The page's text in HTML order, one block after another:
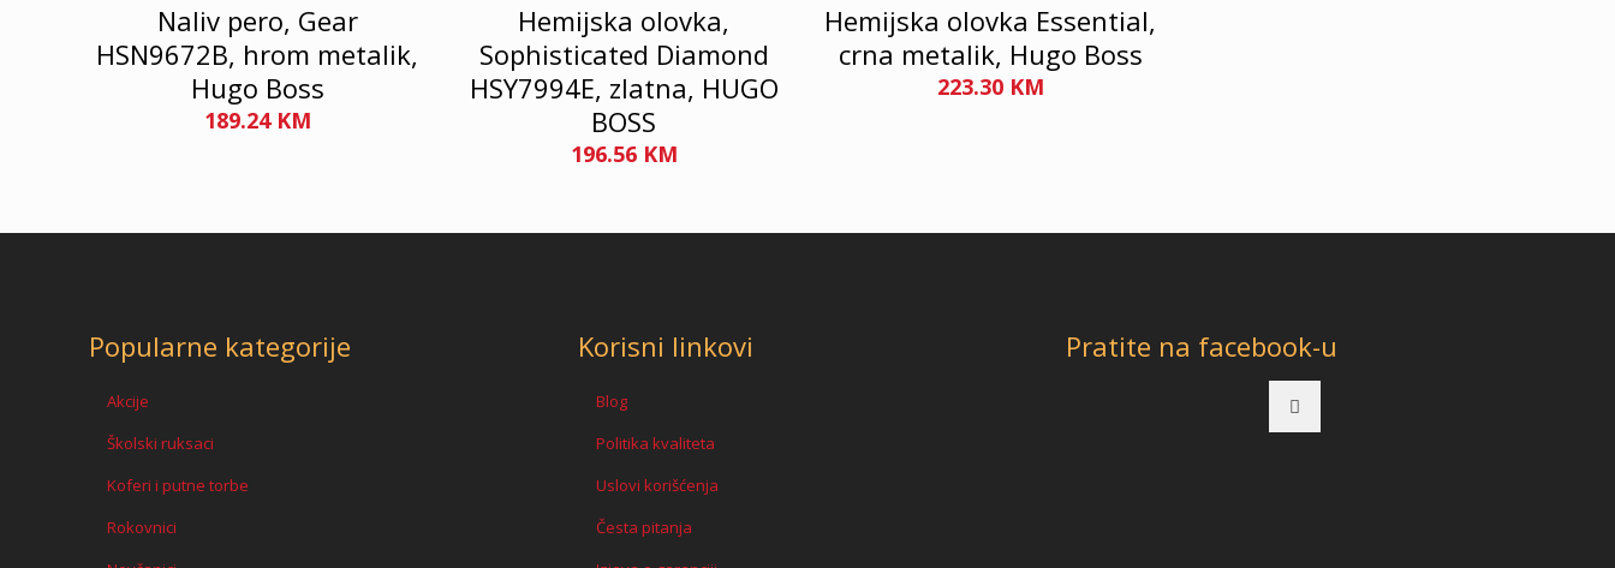
Naliv pero, Gear
HSN9672B, hrom metalik,
Hugo Boss
189.24 KM
Hemijska olovka,
Sophisticated Diamond
HSY7994E, zlatna, HUGO
BOSS
196.56 KM
Hemijska olovka Essential,
crna metalik, Hugo Boss
223.30 KM
Popularne kategorije
Akcije
Školski ruksaci
Koferi i putne torbe
Rokovnici
Korisni linkovi
Blog
Politika kvaliteta
Uslovi korišćenja
Česta pitanja
Pratite na facebook-u